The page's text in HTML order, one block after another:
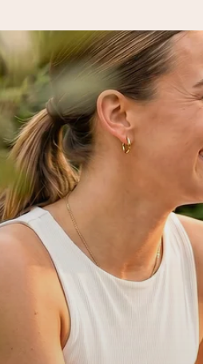
vandaag verzonden
met zorg en zorgen dat het
reviews)
Klanten beoordelen ons
iets unieks – met haar naam,